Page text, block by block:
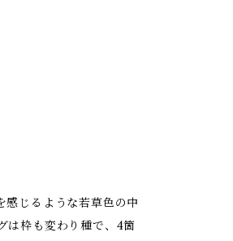
感じるような若草色の中
は枠も変わり種で、4箇